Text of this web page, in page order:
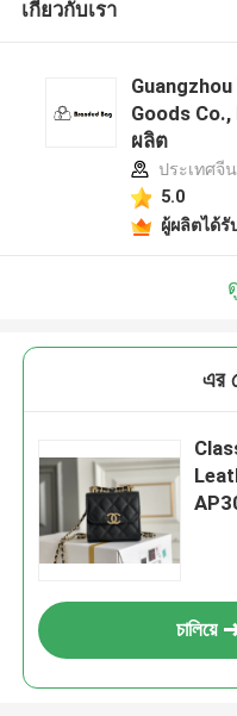
เกี่ยวกับเรา
Goods
ผลิต
ประเทศจีน
5.0
ผู้ผลิตได้รั
এর
চালিয়ে